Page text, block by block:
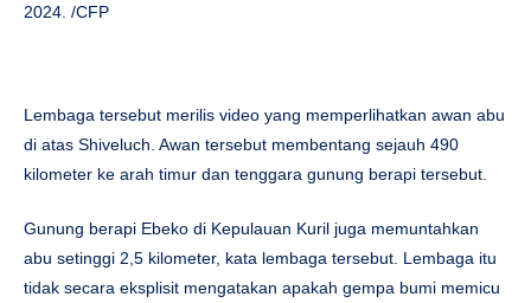
2024. /CFP
Lembaga tersebut merilis video yang memperlihatkan awan abu
di atas Shiveluch. Awan tersebut membentang sejauh 490
kilometer ke arah timur dan tenggara gunung berapi tersebut.
Gunung berapi Ebeko di Kepulauan Kuril juga memuntahkan
abu setinggi 2,5 kilometer, kata lembaga tersebut. Lembaga itu
tidak secara eksplisit mengatakan apakah gempa bumi memicu